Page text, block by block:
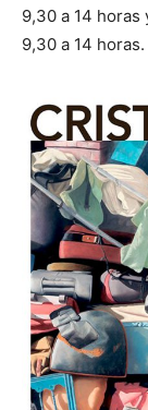
9,30 a 14 horas
9,30 a 14